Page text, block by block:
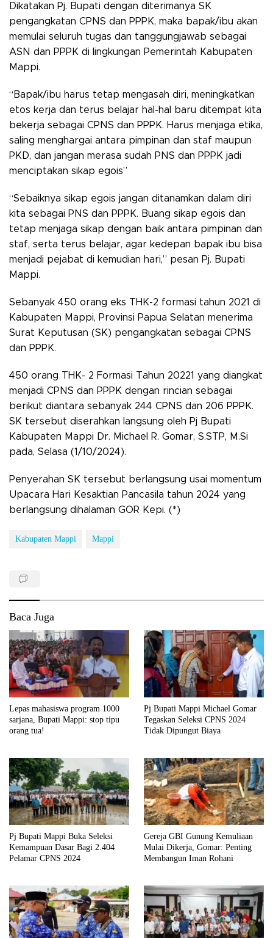
Dikatakan Pj. Bupati dengan diterimanya SK
pengangkatan CPNS dan PPPK, maka bapak/ibu akan
memulai seluruh tugas dan tanggungjawab sebagai
ASN dan PPPK di lingkungan Pemerintah Kabupaten
Mappi.
“Bapak/ibu harus tetap mengasah diri, meningkatkan
etos kerja dan terus belajar hal-hal baru ditempat kita
bekerja sebagai CPNS dan PPPK. Harus menjaga etika,
saling menghargai antara pimpinan dan staf maupun
PKD, dan jangan merasa sudah PNS dan PPPK jadi
menciptakan sikap egois”
“Sebaiknya sikap egois jangan ditanamkan dalam diri
kita sebagai PNS dan PPPK. Buang sikap egois dan
tetap menjaga sikap dengan baik antara pimpinan dan
staf, serta terus belajar, agar kedepan bapak ibu bisa
menjadi pejabat di kemudian hari,” pesan Pj. Bupati
Mappi.
Sebanyak 450 orang eks THK-2 formasi tahun 2021 di
Kabupaten Mappi, Provinsi Papua Selatan menerima
Surat Keputusan (SK) pengangkatan sebagai CPNS
dan PPPK.
450 orang THK- 2 Formasi Tahun 20221 yang diangkat
menjadi CPNS dan PPPK dengan rincian sebagai
berikut diantara sebanyak 244 CPNS dan 206 PPPK.
SK tersebut diserahkan langsung oleh Pj Bupati
Kabupaten Mappi Dr. Michael R. Gomar, S.STP, M.Si
pada, Selasa (1/10/2024).
Penyerahan SK tersebut berlangsung usai momentum
Upacara Hari Kesaktian Pancasila tahun 2024 yang
berlangsung dihalaman GOR Kepi. (*)
Kabupaten Mappi Mappi
Baca Juga
Lepas mahasiswa program 1000
sarjana, Bupati Mappi: stop tipu
orang tua!
Pj Bupati Mappi Michael Gomar
Tegaskan Seleksi CPNS 2024
Tidak Dipungut Biaya
Pj Bupati Mappi Buka Seleksi
Kemampuan Dasar Bagi 2.404
Pelamar CPNS 2024
Gereja GBI Gunung Kemuliaan
Mulai Dikerja, Gomar: Penting
Membangun Iman Rohani